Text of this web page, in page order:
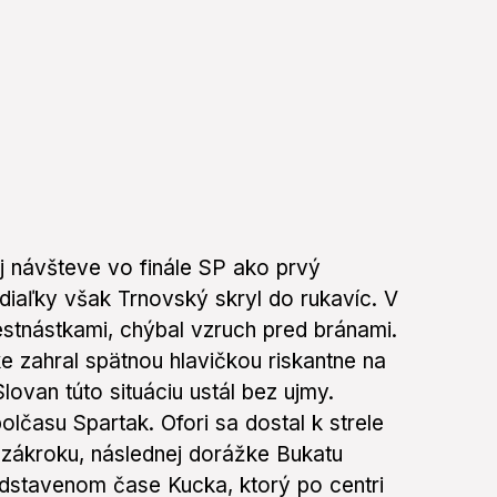
návšteve vo finále SP ako prvý
však Trnovský skryl do rukavíc. V
chýbal vzruch pred bránami.
zahral spätnou hlavičkou riskantne na
túto situáciu ustál bez ujmy.
Spartak. Ofori sa dostal k strele
následnej dorážke Bukatu
čase Kucka, ktorý po centri